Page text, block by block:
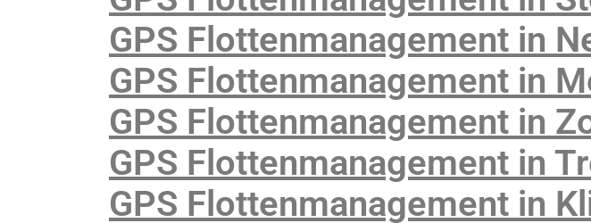
GPS Flottenmanagement in
GPS Flottenmanagement in
GPS Flottenmanagement in
GPS Flottenmanagement in
GPS Flottenmanagement in